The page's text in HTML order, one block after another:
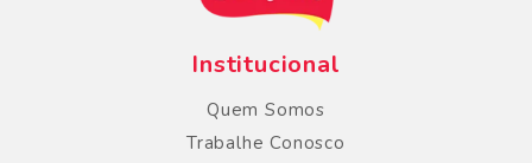
Institucional
Quem Somos
Trabalhe Conosco